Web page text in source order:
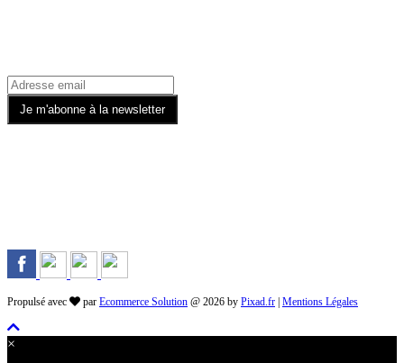
Propulsé avec par Ecommerce Solution @ 2026 by Pixad.fr | Mentions Légales
×